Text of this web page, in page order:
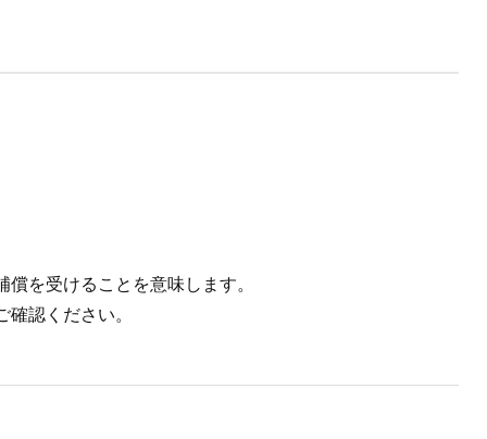
を受けることを意味します。
認ください。